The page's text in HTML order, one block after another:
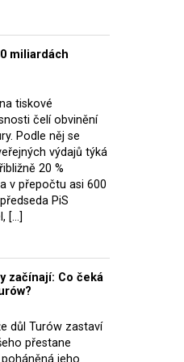
miliardách
tiskové
čelí obvinění
Podle něj se
výdajů týká
20 %
v přepočtu asi 600
PiS
[…]
začínají: Co čeká
důl Turów zastaví
přestane
jeho